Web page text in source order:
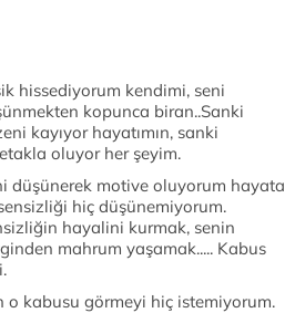
hissediyorum kendimi, seni
kopunca biran..Sanki
kayıyor hayatımın, sanki
oluyor her şeyim.
düşünerek motive oluyorum hayata
hiç düşünemiyorum.
hayalini kurmak, senin
mahrum yaşamak..... Kabus
o kabusu görmeyi hiç istemiyorum.